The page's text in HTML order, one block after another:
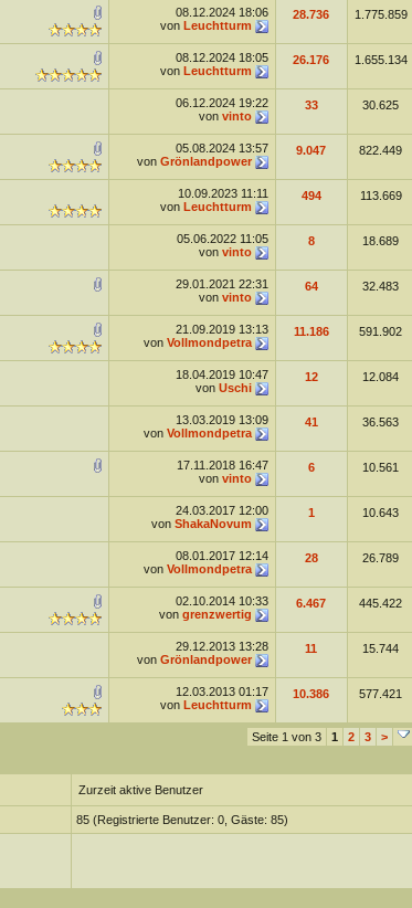
08.12.2024 18:06
von Leuchtturm
28.736 1.775.859
08.12.2024 18:05
von Leuchtturm
26.176 1.655.134
06.12.2024 19:22
von vinto
33 30.625
05.08.2024 13:57
von Grönlandpower
9.047 822.449
10.09.2023 11:11
von Leuchtturm
494 113.669
05.06.2022 11:05
von vinto
8 18.689
29.01.2021 22:31
von vinto
64 32.483
21.09.2019 13:13
von Vollmondpetra
11.186 591.902
18.04.2019 10:47
von Uschi
12 12.084
13.03.2019 13:09
von Vollmondpetra
41 36.563
17.11.2018 16:47
von vinto
6 10.561
24.03.2017 12:00
von ShakaNovum
1 10.643
08.01.2017 12:14
von Vollmondpetra
28 26.789
02.10.2014 10:33
von grenzwertig
6.467 445.422
29.12.2013 13:28
von Grönlandpower
11 15.744
12.03.2013 01:17
von Leuchtturm
10.386 577.421
Seite 1 von 3 1 2 3 >
Zurzeit aktive Benutzer
85 (Registrierte Benutzer: 0, Gäste: 85)